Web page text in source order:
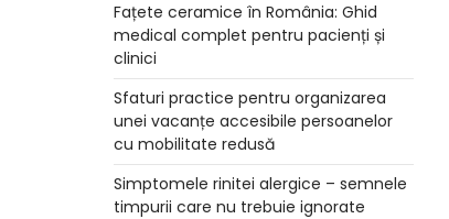
Fațete ceramice în România: Ghid
medical complet pentru pacienți și
clinici
Sfaturi practice pentru organizarea
unei vacanțe accesibile persoanelor
cu mobilitate redusă
Simptomele rinitei alergice – semnele
timpurii care nu trebuie ignorate